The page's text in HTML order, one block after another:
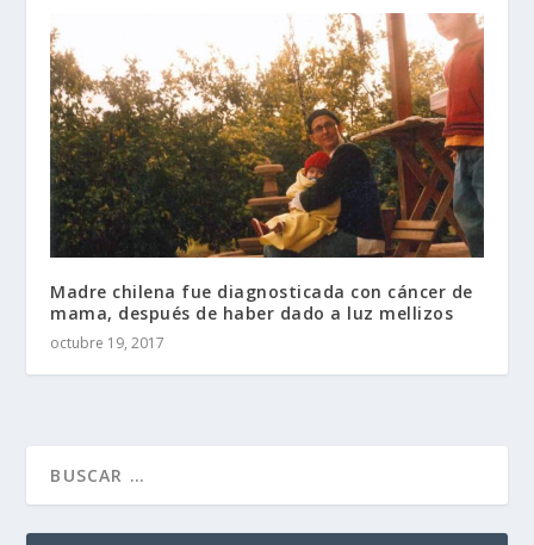
Madre chilena fue diagnosticada con cáncer de
mama, después de haber dado a luz mellizos
octubre 19, 2017